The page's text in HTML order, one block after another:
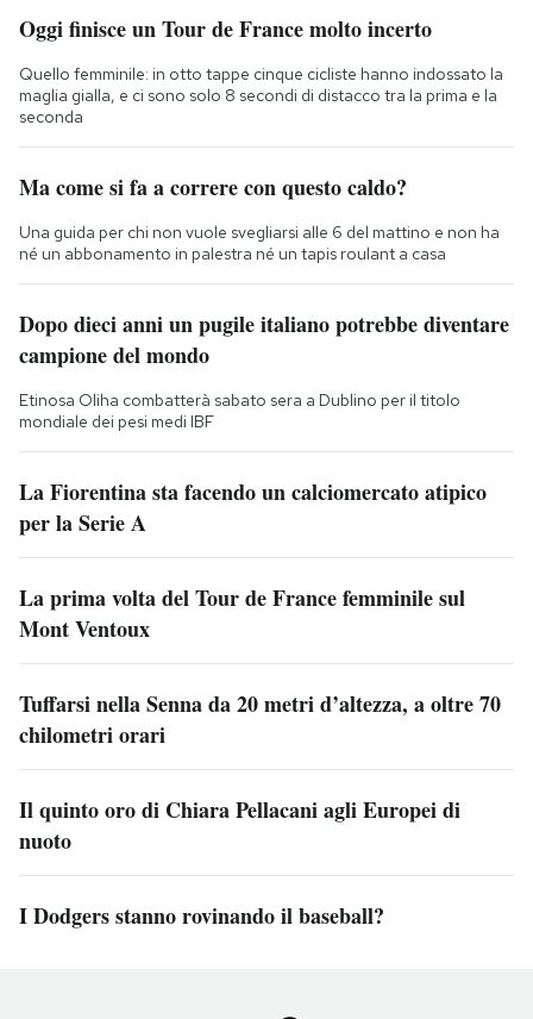
Oggi finisce un Tour de France molto incerto
Quello femminile: in otto tappe cinque cicliste hanno indossato la
maglia gialla, e ci sono solo 8 secondi di distacco tra la prima e la
seconda
Ma come si fa a correre con questo caldo?
Una guida per chi non vuole svegliarsi alle 6 del mattino e non ha
né un abbonamento in palestra né un tapis roulant a casa
Dopo dieci anni un pugile italiano potrebbe diventare
campione del mondo
Etinosa Oliha combatterà sabato sera a Dublino per il titolo
mondiale dei pesi medi IBF
La Fiorentina sta facendo un calciomercato atipico
per la Serie A
La prima volta del Tour de France femminile sul
Mont Ventoux
Tuffarsi nella Senna da 20 metri d’altezza, a oltre 70
chilometri orari
Il quinto oro di Chiara Pellacani agli Europei di
nuoto
I Dodgers stanno rovinando il baseball?